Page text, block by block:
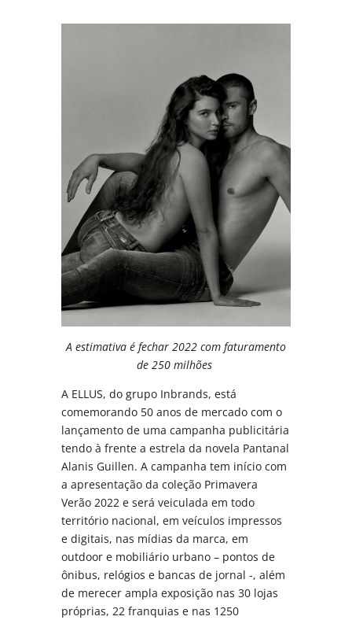
A estimativa é fechar 2022 com faturamento
de 250 milhões
A ELLUS, do grupo Inbrands, está
comemorando 50 anos de mercado com o
lançamento de uma campanha publicitária
tendo à frente a estrela da novela Pantanal
Alanis Guillen. A campanha tem início com
a apresentação da coleção Primavera
Verão 2022 e será veiculada em todo
território nacional, em veículos impressos
e digitais, nas mídias da marca, em
outdoor e mobiliário urbano – pontos de
ônibus, relógios e bancas de jornal -, além
de merecer ampla exposição nas 30 lojas
próprias, 22 franquias e nas 1250